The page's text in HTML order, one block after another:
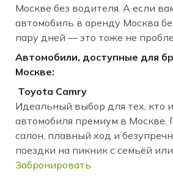
Москве без водителя. А если
автомобиль в аренду Москва
пару дней — это тоже не
Автомобили, доступные для
Москве:
Toyota Camry
Идеальный выбор для тех, кто
автомобиля премиум в Москве.
салон, плавный ход и
поездки на пикник с семьёй
Забронировать